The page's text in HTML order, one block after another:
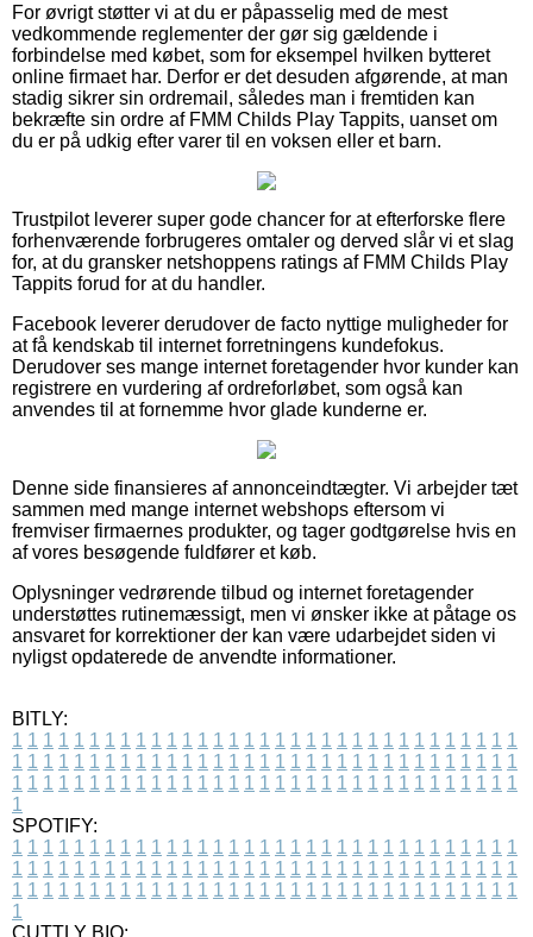
For øvrigt støtter vi at du er påpasselig med de mest
vedkommende reglementer der gør sig gældende i
forbindelse med købet, som for eksempel hvilken bytteret
online firmaet har. Derfor er det desuden afgørende, at man
stadig sikrer sin ordremail, således man i fremtiden kan
bekræfte sin ordre af FMM Childs Play Tappits, uanset om
du er på udkig efter varer til en voksen eller et barn.
Trustpilot leverer super gode chancer for at efterforske flere
forhenværende forbrugeres omtaler og derved slår vi et slag
for, at du gransker netshoppens ratings af FMM Childs Play
Tappits forud for at du handler.
Facebook leverer derudover de facto nyttige muligheder for
at få kendskab til internet forretningens kundefokus.
Derudover ses mange internet foretagender hvor kunder kan
registrere en vurdering af ordreforløbet, som også kan
anvendes til at fornemme hvor glade kunderne er.
Denne side finansieres af annonceindtægter. Vi arbejder tæt
sammen med mange internet webshops eftersom vi
fremviser firmaernes produkter, og tager godtgørelse hvis en
af vores besøgende fuldfører et køb.
Oplysninger vedrørende tilbud og internet foretagender
understøttes rutinemæssigt, men vi ønsker ikke at påtage os
ansvaret for korrektioner der kan være udarbejdet siden vi
nyligst opdaterede de anvendte informationer.
BITLY:
1 1 1 1 1 1 1 1 1 1 1 1 1 1 1 1 1 1 1 1 1 1 1 1 1 1 1 1 1 1 1 1 1
1 1 1 1 1 1 1 1 1 1 1 1 1 1 1 1 1 1 1 1 1 1 1 1 1 1 1 1 1 1 1 1 1
1 1 1 1 1 1 1 1 1 1 1 1 1 1 1 1 1 1 1 1 1 1 1 1 1 1 1 1 1 1 1 1 1
1
SPOTIFY:
1 1 1 1 1 1 1 1 1 1 1 1 1 1 1 1 1 1 1 1 1 1 1 1 1 1 1 1 1 1 1 1 1
1 1 1 1 1 1 1 1 1 1 1 1 1 1 1 1 1 1 1 1 1 1 1 1 1 1 1 1 1 1 1 1 1
1 1 1 1 1 1 1 1 1 1 1 1 1 1 1 1 1 1 1 1 1 1 1 1 1 1 1 1 1 1 1 1 1
1
CUTTLY BIO: